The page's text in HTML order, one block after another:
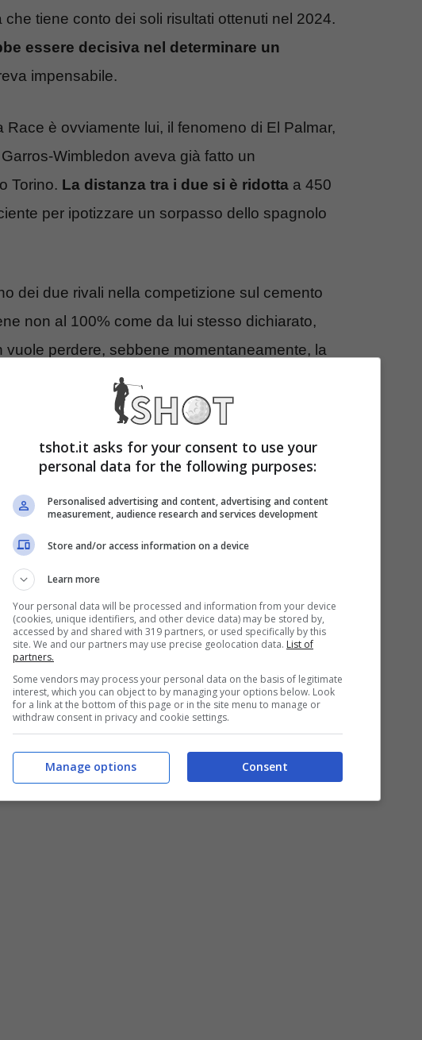
tiene conto dei soli risultati ottenuti nel 2024.
essere decisiva nel determinare un
impensabile.
è ovviamente lui, il fenomeno di El Palmar,
Wimbledon aveva già fatto un
Torino. La distanza tra i due si è ridotta a 450
per ipotizzare un sorpasso dello spagnolo
dei due rivali nella competizione sul cemento
non al 100% come da lui stesso dichiarato,
perdere, sebbene momentaneamente, la
di vittoria del torneo da parte di Alcaraz
non si spinga oltre le semifinali del torneo
sicuro di restare primo nella Race con un
dovesse fermarsi in finale, a Jannik
il primato. Nel caso in cui il tennista
campioni avrebbero esattamente gli stessi
tshot.it asks for your consent to use your
personal data for the following purposes:
Personalised advertising and content, advertising and content
measurement, audience research and services development
Store and/or access information on a device
Learn more
Your personal data will be processed and information from your device
(cookies, unique identifiers, and other device data) may be stored by,
accessed by and shared with 319 partners, or used specifically by this
site. We and our partners may use precise geolocation data. List of
partners.
Some vendors may process your personal data on the basis of legitimate
interest, which you can object to by managing your options below. Look
for a link at the bottom of this page or in the site menu to manage or
withdraw consent in privacy and cookie settings.
Consent
Manage options